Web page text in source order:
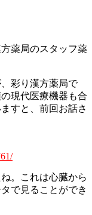
薬局のスタッフ薬
彩り漢方薬局で
現代医療機器も合
すと、前回お話さ
。これは心臓から
で見ることができ